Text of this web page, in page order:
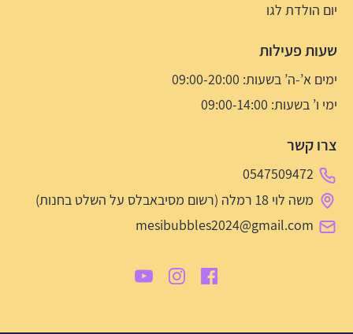
יום הולדת לגו
שעות פעילות
ימים א’-ה’ בשעות: 09:00-20:00
ימי ו’ בשעות: 09:00-14:00
צרו קשר
0547509472
משה לוי 18 רמלה (רשום מסיבאבלס על השלט בחנות)
mesibubbles2024@gmail.com